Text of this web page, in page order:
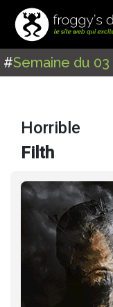
#Semaine du
Horrible
Filth